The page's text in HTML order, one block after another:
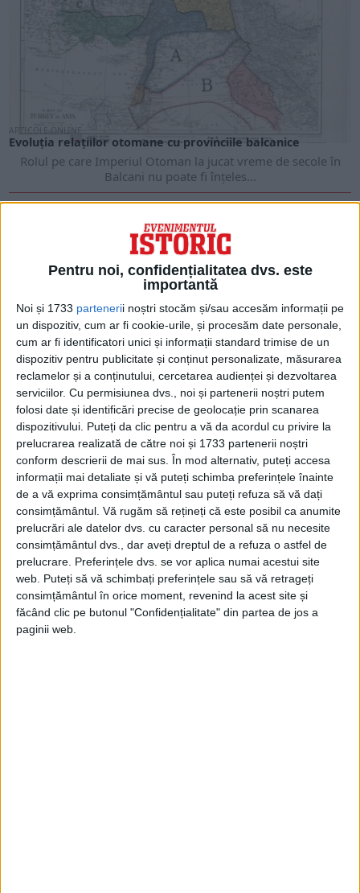
Pentru noi, confidențialitatea dvs. este
importantă
Noi și 1733 partenerii noștri stocăm și/sau accesăm informații pe
un dispozitiv, cum ar fi cookie-urile, și procesăm date personale,
cum ar fi identificatori unici și informații standard trimise de un
dispozitiv pentru publicitate și conținut personalizate, măsurarea
reclamelor și a conținutului, cercetarea audienței și dezvoltarea
serviciilor. Cu permisiunea dvs., noi și partenerii noștri putem
folosi date și identificări precise de geolocație prin scanarea
dispozitivului. Puteți da clic pentru a vă da acordul cu privire la
prelucrarea realizată de către noi și 1733 partenerii noștri
conform descrierii de mai sus. În mod alternativ, puteți accesa
informații mai detaliate și vă puteți schimba preferințele înainte
de a vă exprima consimțământul sau puteți refuza să vă dați
consimțământul. Vă rugăm să rețineți că este posibil ca anumite
prelucrări ale datelor dvs. cu caracter personal să nu necesite
consimțământul dvs., dar aveți dreptul de a refuza o astfel de
prelucrare. Preferințele dvs. se vor aplica numai acestui site
web. Puteți să vă schimbați preferințele sau să vă retrageți
consimțământul în orice moment, revenind la acest site și
făcând clic pe butonul "Confidențialitate" din partea de jos a
paginii web.
Evoluția relațiilor otomane cu provinciile balcanice
Rolul pe care Imperiul Otoman la jucat vreme de secole în
Balcani nu poate fi înțeles...
‘Ahdnâme-i humayun: Cărțile imperiale de legământ
Cărțile imperiale de legământ (care se cheamă în osmană
‘ahdnâme-i humayun, iar în terminologia europeană,
Capitulații)...